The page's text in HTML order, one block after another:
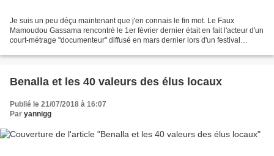
Je suis un peu déçu maintenant que j'en connais le fin mot. Le Faux
Mamoudou Gassama rencontré le 1er février dernier était en fait l'acteur d'un
court-métrage "documenteur" diffusé en mars dernier lors d'un festival
Benalla et les 40 valeurs des élus locaux
Publié le 21/07/2018 à 16:07
Par yannigg